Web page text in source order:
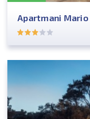
Apartmani Mario